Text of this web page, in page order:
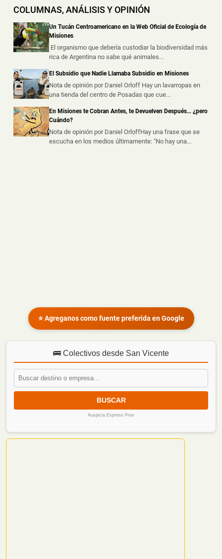
Cocaína y Marihuana Dosificadas en un Barrio de
📅 6 ago 2026
procedimientos realizados por la ...
Chocó a una Moto en Posadas, dejó dos Heridos y
Escapó del Lugar
📅 6 ago 2026
Dos personas resultaron heridas luego de que un
automóvil embistiera a una motoc...
COLUMNAS, ANÁLISIS Y OPINIÓN
Un Tucán Centroamericano en la Web Oficial de Ecología de
Misiones
El organismo que debería custodiar la biodiversidad más
rica de Argentina no sabe qué animales...
El Subsidio que Nadie Llamaba Subsidio en Misiones
Nota de opinión por Daniel Orloff Hay un lavarropas en
una tienda del centro de Posadas que cue...
En Misiones te Cobran Antes, te Devuelven Después… ¿pero
Cuándo?
Nota de opinión por Daniel OrloffHay una frase que se
escucha en los medios últimamente: "No hay una...
⭐ Agreganos como fuente preferida en Google
🚌 Colectivos desde San Vicente
BUSCAR
Auspicia Expreso Prox